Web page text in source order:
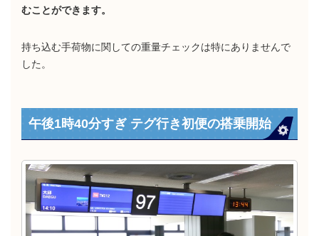
むことができます。
持ち込む手荷物に関しての重量チェックは特にありませんで
した。
午後1時40分すぎ テグ行き初便の搭乗開始